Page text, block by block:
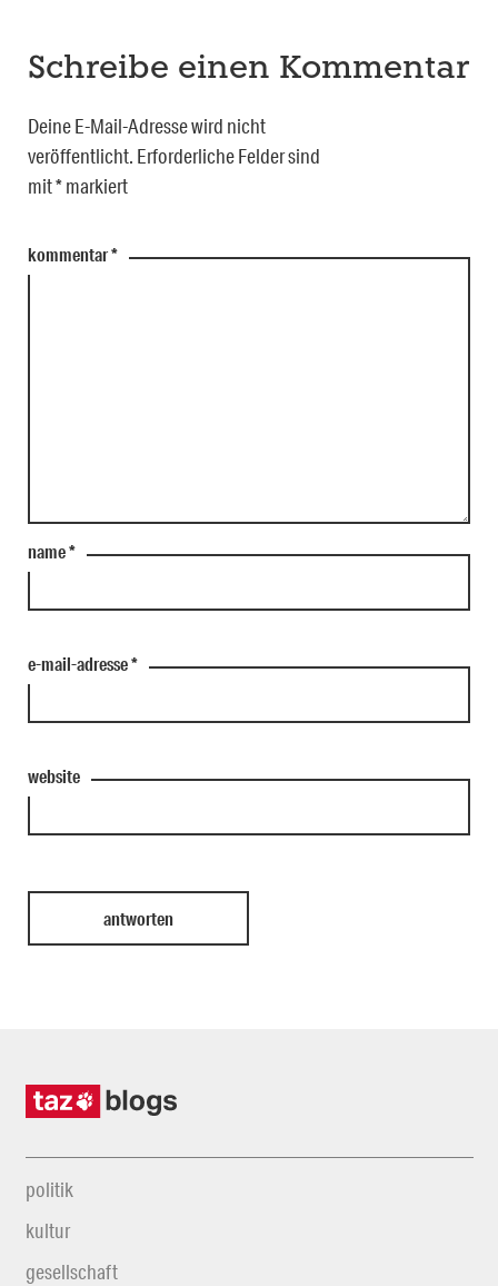
Schreibe einen Kommentar
Deine E-Mail-Adresse wird nicht
veröffentlicht. Erforderliche Felder sind
mit*markiert
kommentar*
name*
e-mail-adresse*
website
politik
kultur
gesellschaft